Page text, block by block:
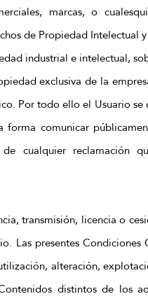
marcas, o
de Propiedad Intelectual
industrial e intelectual,
exclusiva de la
Por todo ello el Usuario
comunicar
cualquier reclamación
transmisión, licencia o
Las presentes Condiciones
alteración,
distintos de los